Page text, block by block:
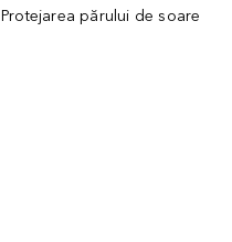
Protejarea părului de soare